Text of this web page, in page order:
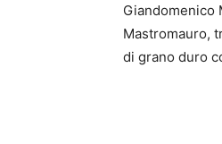
Giandomenico
Mastromauro,
di grano duro